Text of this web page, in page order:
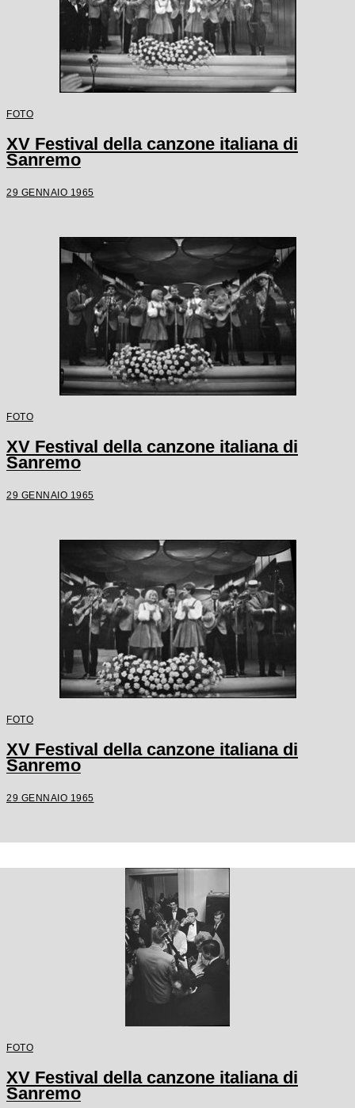
FOTO
XV Festival della canzone italiana di
Sanremo
29 GENNAIO 1965
FOTO
XV Festival della canzone italiana di
Sanremo
29 GENNAIO 1965
FOTO
XV Festival della canzone italiana di
Sanremo
29 GENNAIO 1965
FOTO
XV Festival della canzone italiana di
Sanremo